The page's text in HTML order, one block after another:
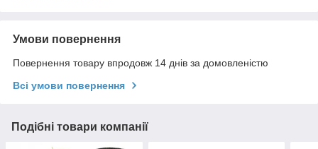
Умови повернення
Повернення товару впродовж 14 днів за домовленістю
Всі умови повернення
Подібні товари компанії